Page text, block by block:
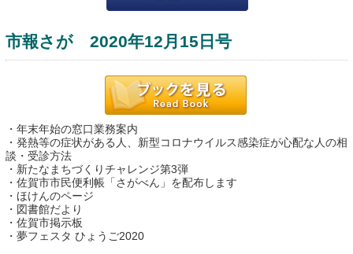
エリア
キーワード
佐賀ワード
市報さが 2020年12月15日号
・年末年始の窓口業務案内
・発熱等の症状がある人、新型コロナウイルス感染症が心配な人の相
談・受診方法
・新たなまちづくりチャレンジ第3弾
・佐賀市市民便利帳「さがべん」を配布します
・ほけんのページ
・図書館だより
・佐賀市掲示板
・夢フェスタ ひょうご2020
↓↓ ebooks専用本棚 ↓↓